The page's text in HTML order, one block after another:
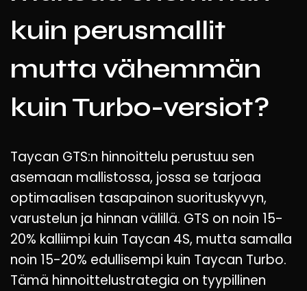
kuin perusmallit
mutta vähemmän
kuin Turbo-versiot?
Taycan GTS:n hinnoittelu perustuu sen
asemaan mallistossa, jossa se tarjoaa
optimaalisen tasapainon suorituskyvyn,
varustelun ja hinnan välillä. GTS on noin 15-
20% kalliimpi kuin Taycan 4S, mutta samalla
noin 15-20% edullisempi kuin Taycan Turbo.
Tämä hinnoittelustrategia on tyypillinen